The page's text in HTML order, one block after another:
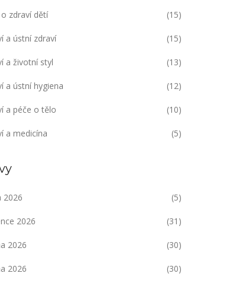
zdraví dětí (15)
a ústní zdraví (15)
a životní styl (13)
a ústní hygiena (12)
a péče o tělo (10)
a medicína (5)
2026 (5)
2026 (31)
2026 (30)
2026 (30)